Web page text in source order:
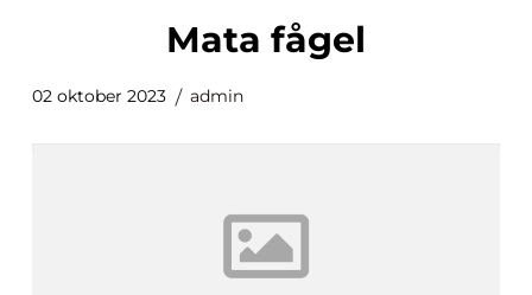
mata fågel
02 oktober 2023 admin